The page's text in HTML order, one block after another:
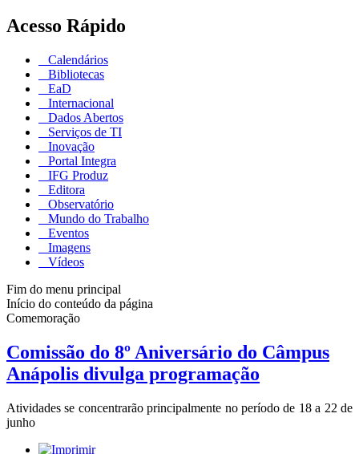
Acesso Rápido
Calendários
Bibliotecas
EaD
Internacional
Dados Abertos
Serviços de TI
Inovação
Portal Integra
IFG Produz
Editora
Observatório
Mundo do Trabalho
Eventos
Imagens
Vídeos
Fim do menu principal
Início do conteúdo da página
Comemoração
Comissão do 8º Aniversário do Câmpus
Anápolis divulga programação
Atividades se concentrarão principalmente no período de 18 a 22 de
junho